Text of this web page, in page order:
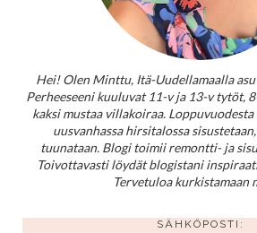
Hei! Olen Minttu, Itä-Uudellamaalla
Perheeseeni kuuluvat 11-v ja 13-v tytöt,
kaksi mustaa villakoiraa. Loppuvuodesta
uusvanhassa hirsitalossa
tuunataan. Blogi toimii remontti- ja
Toivottavasti löydät blogistani
Tervetuloa kurkistamaan
SÄHKÖPOSTI: